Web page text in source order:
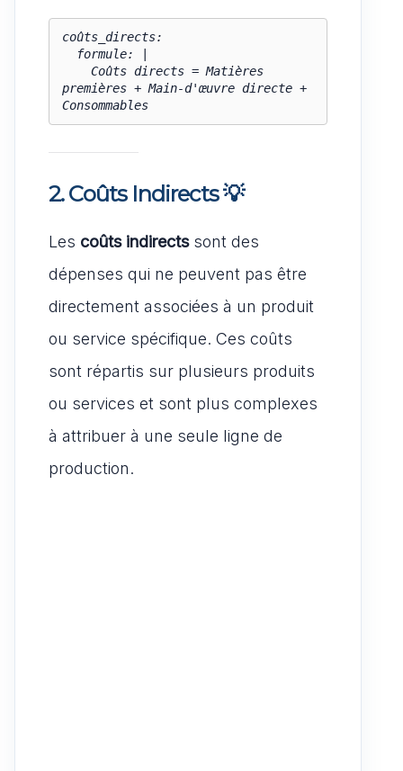
coûts_directs:
premières + Main-d'œuvre directe +
Consommables
2. Coûts Indirects💡
Les coûts indirectssont des
dépenses qui ne peuvent pas être
directement associées à un produit
ou service spécifique. Ces coûts
sont répartis sur plusieurs produits
ou services et sont plus complexes
à attribuer à une seule ligne de
production.